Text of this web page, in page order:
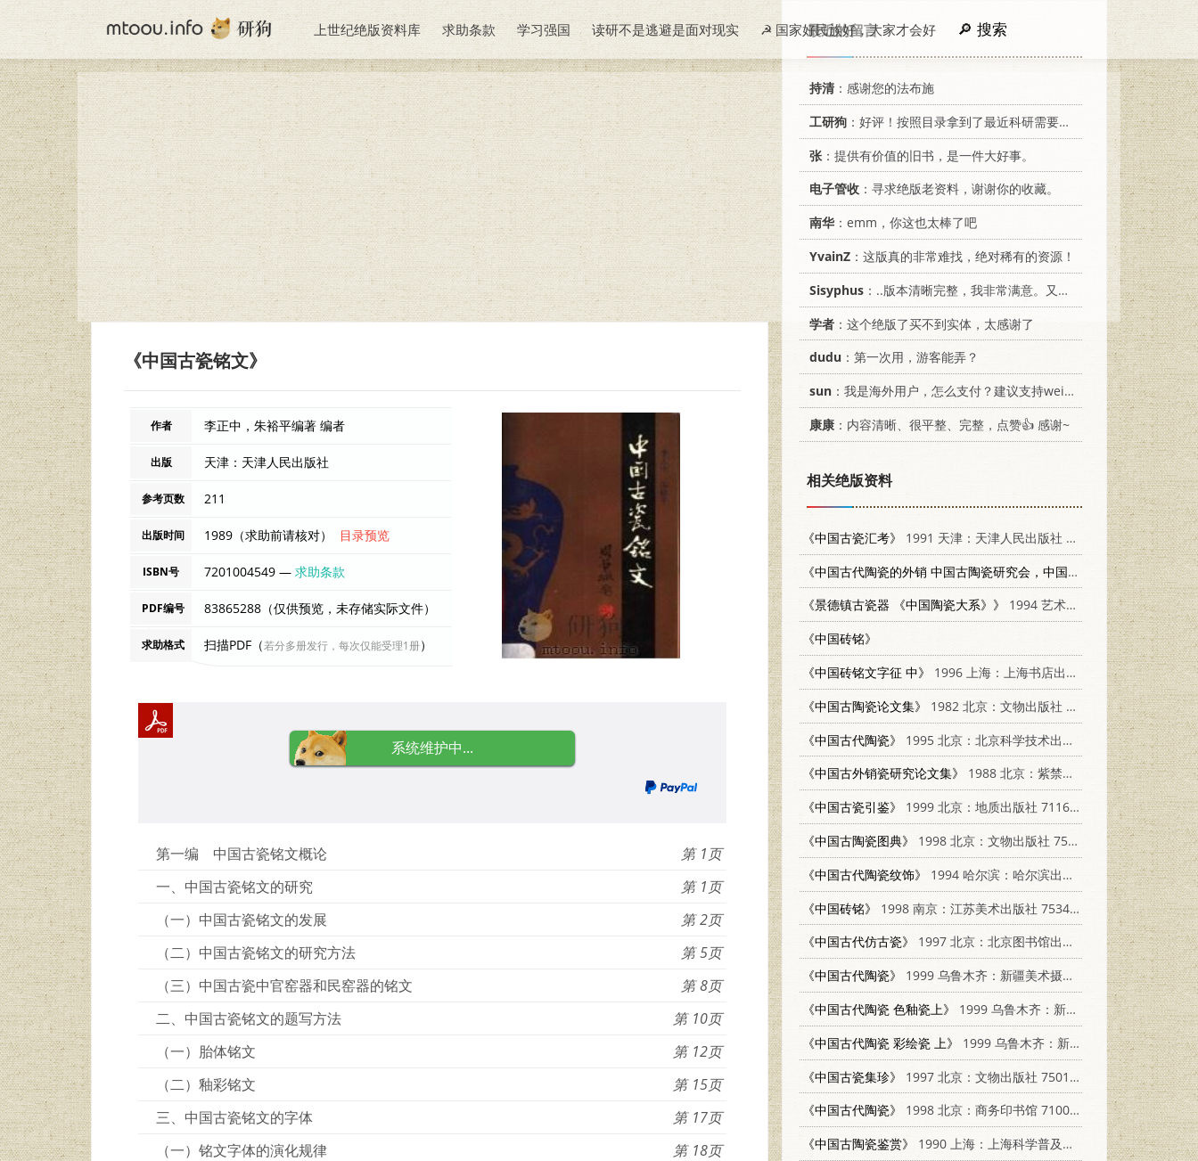
上世纪绝版资料库 求助条款 学习强国 读研不是逃避是面对现实 ☭ 国家好民族好，大家才会好 搜索
《中国古瓷铭文》
作者 李正中，朱裕平编著 编者
出版 天津：天津人民出版社
参考页数 211
出版时间 1989（求助前请核对） 目录预览
ISBN号 7201004549 —求助条款
PDF编号 83865288（仅供预览，未存储实际文件）
求助格式 扫描PDF（若分多册发行，每次仅能受理1册）
系统维护中...
第一编 中国古瓷铭文概论
1
一、中国古瓷铭文的研究
1
（一）中国古瓷铭文的发展
2
（二）中国古瓷铭文的研究方法
5
（三）中国古瓷中官窑器和民窑器的铭文
8
二、中国古瓷铭文的题写方法
10
（一）胎体铭文
12
（二）釉彩铭文
15
三、中国古瓷铭文的字体
17
（一）铭文字体的演化规律
18
最近的留言
持清 ：感谢您的法布施
工研狗 ：好评！按照目录拿到了最近科研需要的材料！
张 ：提供有价值的旧书，是一件大好事。
电子管收 ：寻求绝版老资料，谢谢你的收藏。
南华：emm，你这也太棒了吧
YvainZ ：这版真的非常难找，绝对稀有的资源！
Sisyphus ：..版本清晰完整，我非常满意。又及，这本《话语的真相》...
学者 ：这个绝版了买不到实体，太感谢了
dudu ：第一次用，游客能弄？
sun ：我是海外用户，怎么支付？建议支持weixin支付
康康 ：内容清晰、很平整、完整，点赞👍 感谢~
相关绝版资料
《中国古瓷汇考》
1991 天津：天津人民出版社 7201008412
《中国古代陶瓷的外销 中国古陶瓷研究会，中国古外销陶瓷研究会1987年晋江年会论文集》
《景德镇古瓷器 《中国陶瓷大系》》
1994 艺术家出版社
《中国砖铭》
《中国砖铭文字征 中》
1996 上海：上海书店出版社 7805129207
《中国古陶瓷论文集》
1982 北京：文物出版社 11068·1091
《中国古代陶瓷》
1995 北京：北京科学技术出版社 7530416723
《中国古外销瓷研究论文集》
1988 北京：紫禁城出版社 7800470474
《中国古瓷引鉴》
1999 北京：地质出版社 7116025480
《中国古陶瓷图典》
1998 北京：文物出版社 7501009244
《中国古代陶瓷纹饰》
1994 哈尔滨：哈尔滨出版社 7805578389
《中国砖铭》
1998 南京：江苏美术出版社 7534408989
《中国古代仿古瓷》
1997 北京：北京图书馆出版社 7501313350
《中国古代陶瓷》
1999 乌鲁木齐：新疆美术摄影出版社 7805477884
《中国古代陶瓷 色釉瓷上》
1999 乌鲁木齐：新疆美术摄影出版社 7805477884
《中国古代陶瓷 彩绘瓷 上》
1999 乌鲁木齐：新疆美术摄影出版社 7805477884
《中国古瓷集珍》
1997 北京：文物出版社 7501009325
《中国古代陶瓷》
1998 北京：商务印书馆 7100020824
《中国古陶瓷鉴赏》
1990 上海：上海科学普及出版社 7542702971